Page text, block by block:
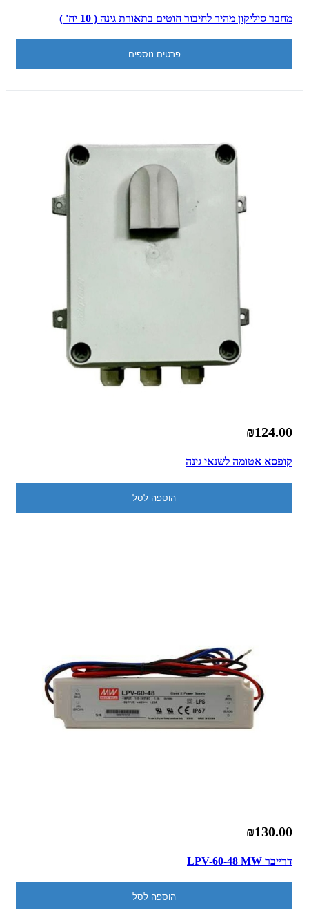
מחבר סיליקון מהיר לחיבור חוטים בתאורת גינה ( 10 יח' )
פרטים נוספים
₪124.00
קופסא אטומה לשנאי גינה
הוספה לסל
₪130.00
דרייבר LPV-60-48 MW
הוספה לסל